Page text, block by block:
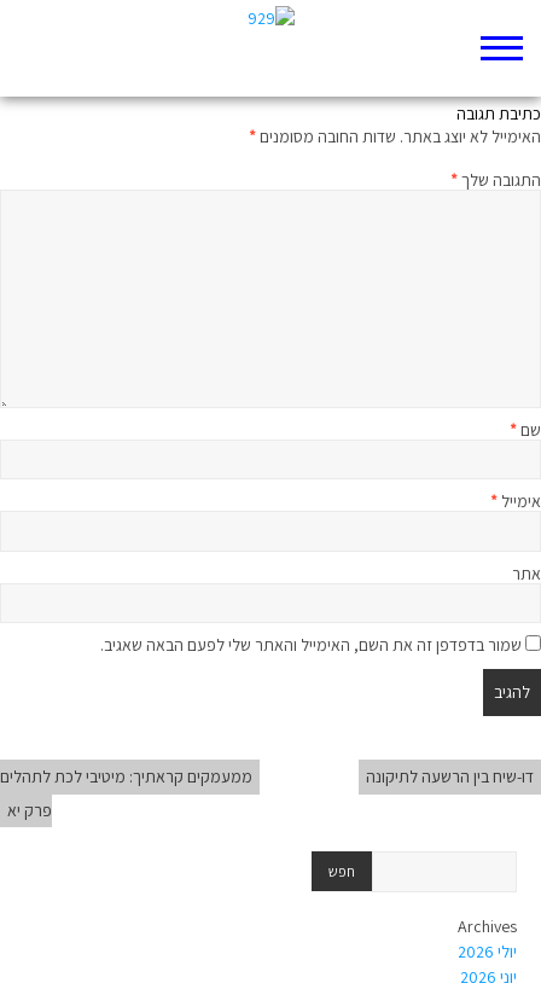
כתיבת תגובה
האימייל לא יוצג באתר. שדות החובה מסומנים*
התגובה שלך*
שם*
אימייל *
אתר
שמור בדפדפן זה את השם, האימייל והאתר שלי לפעם הבאה שאגיב.
דו-שיח בין הרשעה לתיקונה
ממעמקים קראתיך: מיטיבי לכת לתהלים
פרק יא
Archives
יולי 2026
יוני 2026